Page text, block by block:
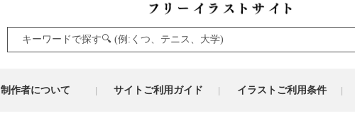
Search
for:
制作者について サイトご利用ガイド イラストご利用条件